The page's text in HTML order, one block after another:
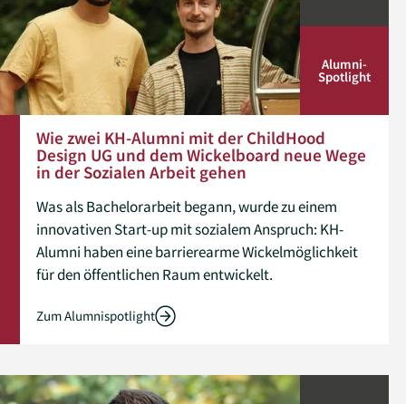
Alumni­
Spotlight
Wie zwei KH-Alumni mit der ChildHood
Design UG und dem Wickelboard neue Wege
in der Sozialen Arbeit gehen
Was als Bachelorarbeit begann, wurde zu einem
innovativen Start-up mit sozialem Anspruch: KH-
Alumni haben eine barrierearme Wickelmöglichkeit
für den öffentlichen Raum entwickelt.
Zum Alumnispotlight